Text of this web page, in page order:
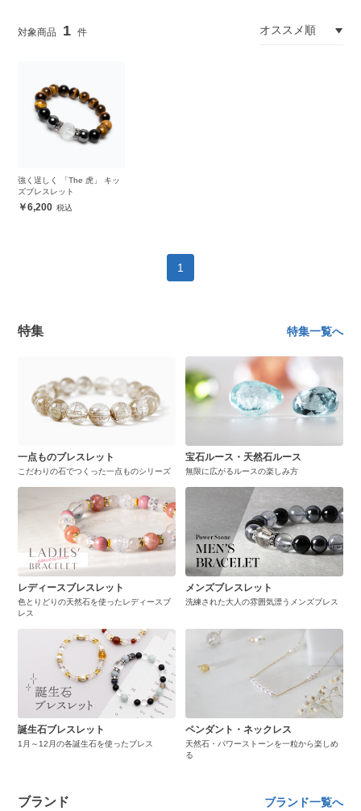
1
強く逞しく 「The 虎」 キッ
ズブレスレット
6,200
1
特集 特集一覧へ
一点ものブレスレット
こだわりの石でつくった一点ものシリーズ
宝石ルース・天然石ルース
無限に広がるルースの楽しみ方
レディースブレスレット
色とりどりの天然石を使ったレディースブ
レス
メンズブレスレット
洗練された大人の雰囲気漂うメンズブレス
誕生石ブレスレット
1月～12月の各誕生石を使ったブレス
ペンダント・ネックレス
天然石・パワーストーンを一粒から楽しめ
る
ブランド ブランド一覧へ